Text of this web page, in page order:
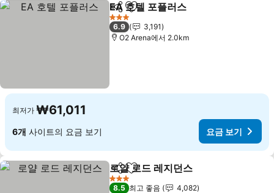
공유 즐겨찾기에 추가
EA 호텔 포플러스
3 성급
6.9
3,191
O2 Arena에서 2.0km
최저가 ₩61,011
6개 사이트의 요금 보기 요금 보기
공유 즐겨찾기에 추가
로얄 로드 레지던스
3 성급
8.5 최고 좋음
4,082